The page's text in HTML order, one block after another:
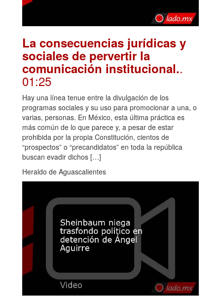
La consecuencias jurídicas y
sociales de pervertir la
comunicación institucional..
01:25
Hay una línea tenue entre la divulgación de los
programas sociales y su uso para promocionar a una, o
varias, personas. En México, esta última práctica es
más común de lo que parece y, a pesar de estar
prohibida por la propia Constitución, cientos de
“prospectos” o “precandidatos” en toda la república
buscan evadir dichos […]
Heraldo de Aguascalientes